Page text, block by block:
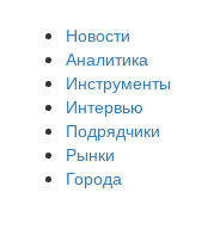
Новости
Аналитика
Инструменты
Интервью
Подрядчики
Рынки
Города